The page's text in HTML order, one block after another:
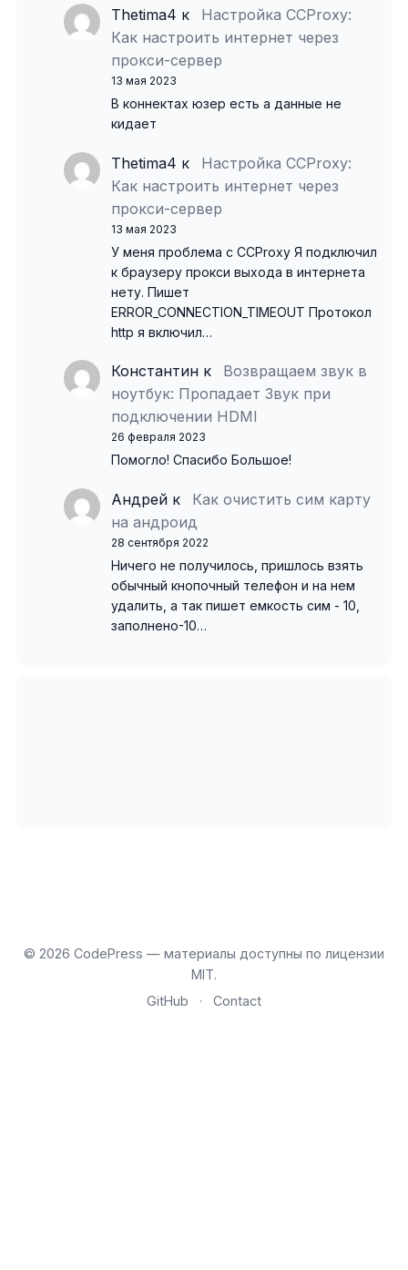
Thetima4 к
Настройка CCProxy:
Как настроить интернет через
прокси-сервер
13 мая 2023
В коннектах юзер есть а данные не
кидает
Thetima4 к
Настройка CCProxy:
Как настроить интернет через
прокси-сервер
13 мая 2023
У меня проблема с CCProxy Я подключил
к браузеру прокси выхода в интернета
нету. Пишет
ERROR_CONNECTION_TIMEOUT Протокол
http я включил…
Константин к
Возвращаем звук в
ноутбук: Пропадает Звук при
подключении HDMI
26 февраля 2023
Помогло! Спасибо Большое!
Андрей к
Как очистить сим карту
на андроид
28 сентября 2022
Ничего не получилось, пришлось взять
обычный кнопочный телефон и на нем
удалить, а так пишет емкость сим - 10,
заполнено-10…
© 2026 CodePress — материалы доступны по лицензии
MIT.
GitHub
· Contact